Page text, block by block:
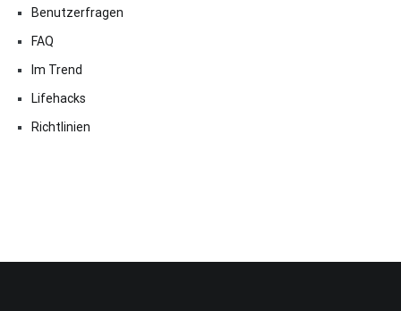
Benutzerfragen
FAQ
Im Trend
Lifehacks
Richtlinien